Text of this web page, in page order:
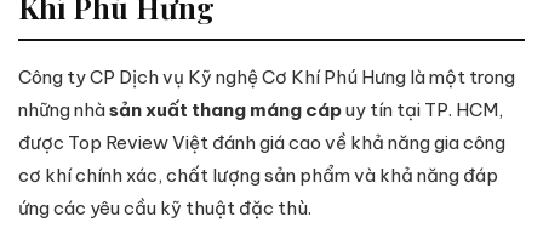
Công ty CP Dịch vụ Kỹ nghệ Cơ Khí Phú Hưng là một trong
những nhàsản xuất thang máng cápuy tín tại TP. HCM,
được Top Review Việt đánh giá cao về khả năng gia công
cơ khí chính xác, chất lượng sản phẩm và khả năng đáp
ứng các yêu cầu kỹ thuật đặc thù.